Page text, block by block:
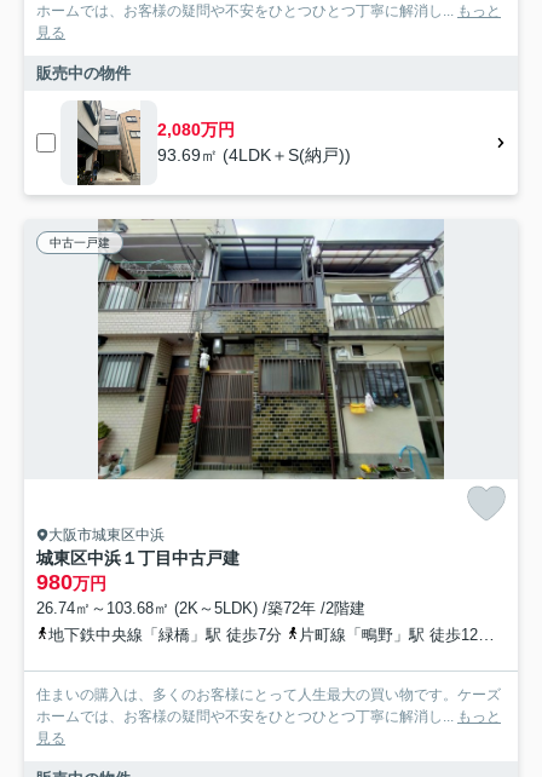
ホームでは、お客様の疑問や不安をひとつひとつ丁寧に解消し... もっと
見る
販売中の物件
2,080万円
93.69㎡ (4LDK＋S(納戸))
中古一戸建
大阪市城東区中浜
城東区中浜１丁目中古戸建
980万円
26.74㎡～103.68㎡ (2K～5LDK) /築72年 /2階建
地下鉄中央線「緑橋」駅 徒歩7分
片町線「鴫野」駅 徒歩12分
住まいの購入は、多くのお客様にとって人生最大の買い物です。ケーズ
ホームでは、お客様の疑問や不安をひとつひとつ丁寧に解消し... もっと
見る